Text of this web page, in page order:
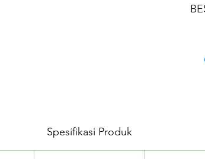
Spesifikasi Produk